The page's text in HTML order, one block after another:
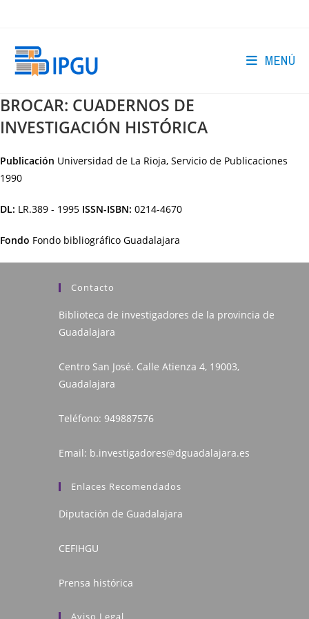
MENÚ
BROCAR: CUADERNOS DE
INVESTIGACIÓN HISTÓRICA
Publicación Universidad de La Rioja, Servicio de Publicaciones
1990
DL: LR.389 - 1995 ISSN-ISBN: 0214-4670
Fondo Fondo bibliográfico Guadalajara
Contacto
Biblioteca de investigadores de la provincia de
Guadalajara
Centro San José. Calle Atienza 4, 19003,
Guadalajara
Teléfono: 949887576
Email: b.investigadores@dguadalajara.es
Enlaces Recomendados
Diputación de Guadalajara
CEFIHGU
Prensa histórica
Aviso Legal